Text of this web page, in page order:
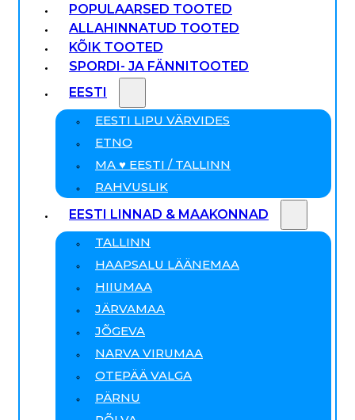
POPULAARSED TOOTED
ALLAHINNATUD TOOTED
KÕIK TOOTED
SPORDI- JA FÄNNITOOTED
EESTI
EESTI LIPU VÄRVIDES
ETNO
MA ♥ EESTI / TALLINN
RAHVUSLIK
EESTI LINNAD & MAAKONNAD
TALLINN
HAAPSALU LÄÄNEMAA
HIIUMAA
JÄRVAMAA
JÕGEVA
NARVA VIRUMAA
OTEPÄÄ VALGA
PÄRNU